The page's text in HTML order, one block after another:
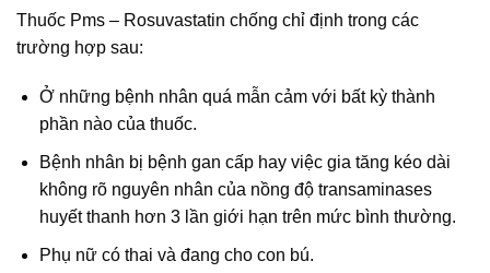
Thuốc Pms – Rosuvastatin chống chỉ định trong các
trường hợp sau:
Ở những bệnh nhân quá mẫn cảm với bất kỳ thành
phần nào của thuốc.
Bệnh nhân bị bệnh gan cấp hay việc gia tăng kéo dài
không rõ nguyên nhân của nồng độ transaminases
huyết thanh hơn 3 lần giới hạn trên mức bình thường.
Phụ nữ có thai và đang cho con bú.